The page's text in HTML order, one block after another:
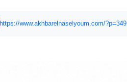
https://www.akhbarelnaselyoum.com/?p=349